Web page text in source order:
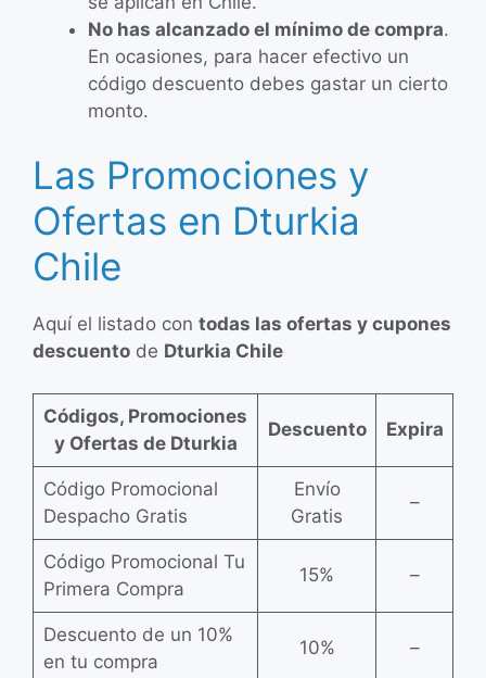
No has alcanzado el mínimo de compra.
En ocasiones, para hacer efectivo un
código descuento debes gastar un cierto
monto.
Las Promociones y
Ofertas en Dturkia
Chile
Aquí el listado con todas las ofertas y cupones
descuento de Dturkia Chile
Códigos, Promociones
y Ofertas de Dturkia
Descuento Expira
Código Promocional
Despacho Gratis
Envío
Gratis
–
Código Promocional Tu
Primera Compra
15% –
Descuento de un 10%
en tu compra
10% –